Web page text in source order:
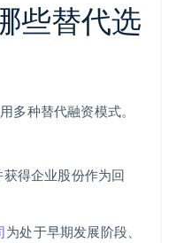
些替代选
多种替代融资模式。
得企业股份作为回
为处于早期发展阶段、